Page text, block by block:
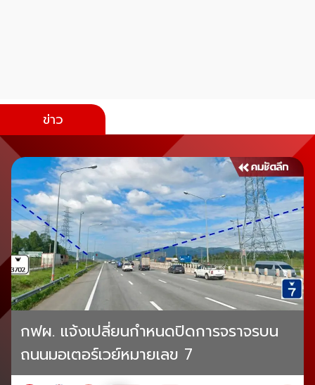
ข่าว
กฟผ. แจ้งเปลี่ยนกำหนดปิดการจราจรบน
ถนนมอเตอร์เวย์หมายเลข 7